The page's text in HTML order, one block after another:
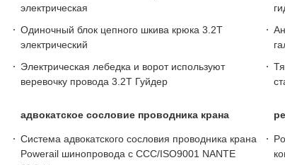
электрическая
Одиночный блок цепного шкива крюка 3.2Т
электрический
Электрическая лебедка и ворот используют
веревочку провода 3.2Т Гуйдер
адвокатское сословие проводника крана
Система адвокатского сословия проводника крана
Powerail шинопровода с CCC/ISO9001 NANTE